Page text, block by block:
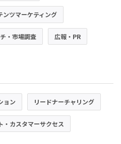
ンツマーケティング
・市場調査 広報・PR
ョン リードナーチャリング
・カスタマーサクセス